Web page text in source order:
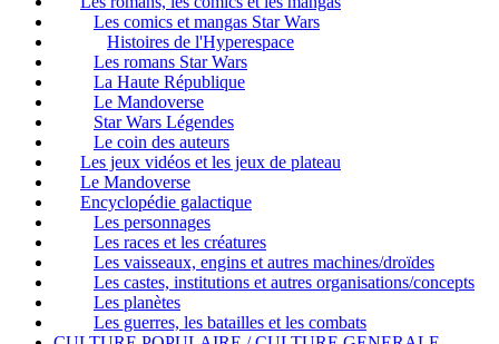
Les comics et mangas Star Wars
Histoires de l'Hyperespace
Les romans Star Wars
La Haute République
Le Mandoverse
Star Wars Légendes
Le coin des auteurs
Les jeux vidéos et les jeux de plateau
Le Mandoverse
Encyclopédie galactique
Les personnages
Les races et les créatures
Les vaisseaux, engins et autres machines/droïdes
Les castes, institutions et autres organisations/concepts
Les planètes
Les guerres, les batailles et les combats